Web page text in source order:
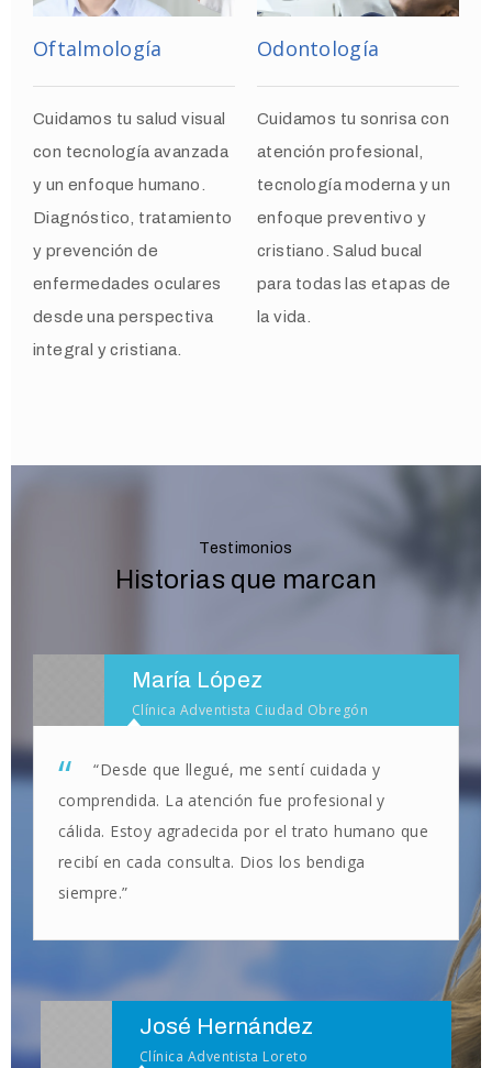
Oftalmología
Cuidamos tu salud visual
con tecnología avanzada
y un enfoque humano.
Diagnóstico, tratamiento
y prevención de
enfermedades oculares
desde una perspectiva
integral y cristiana.
Odontología
Cuidamos tu sonrisa con
atención profesional,
tecnología moderna y un
enfoque preventivo y
cristiano. Salud bucal
para todas las etapas de
la vida.
Testimonios
Historias que marcan
María López
Clínica Adventista Ciudad Obregón
“Desde que llegué, me sentí cuidada y
comprendida. La atención fue profesional y
cálida. Estoy agradecida por el trato humano que
recibí en cada consulta. Dios los bendiga
siempre.”
José Hernández
Clínica Adventista Loreto